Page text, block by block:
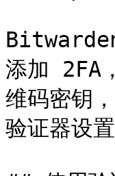
Bitwarden
添加 2FA
维码密钥
验证器设